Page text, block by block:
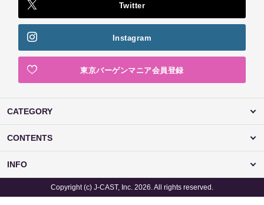
Twitter
Instagram
東京バーゲンマニア会員登録
CATEGORY
CONTENTS
INFO
Copyright (c) J-CAST, Inc. 2026. All rights reserved.